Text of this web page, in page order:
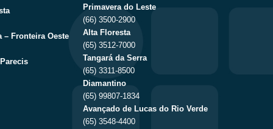
– Fronteira Oeste
Primavera do Leste
(66) 3500-2900
Alta Floresta
(65) 3512-7000
Tangará da Serra
(65) 3311-8500
Diamantino
(65) 99807-1834
Avançado de Lucas do Rio Verde
(65) 3548-4400